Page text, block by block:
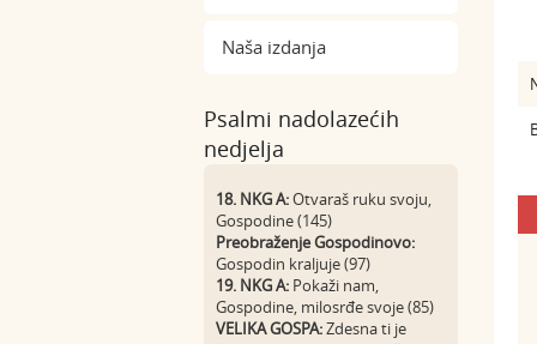
Naša izdanja
Psalmi nadolazećih
nedjelja
18. NKG A:Otvaraš ruku svoju,
Gospodine (145)
Preobraženje Gospodinovo:
Gospodin kraljuje (97)
19. NKG A: Pokaži nam,
Gospodine, milosrđe svoje (85)
VELIKA GOSPA:Zdesna ti je